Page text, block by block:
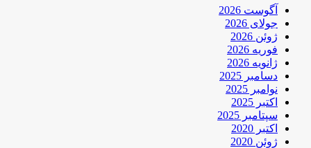
آگوست 2026
جولای 2026
ژوئن 2026
فوریه 2026
ژانویه 2026
دسامبر 2025
نوامبر 2025
اکتبر 2025
سپتامبر 2025
اکتبر 2020
ژوئن 2020